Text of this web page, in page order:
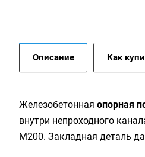
Описание Как
Железобетонная опорная
внутри непроходного
М200. Закладная деталь